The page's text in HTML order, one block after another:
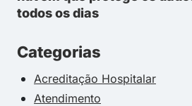
todos os dias
Categorias
Acreditação Hospitalar
Atendimento